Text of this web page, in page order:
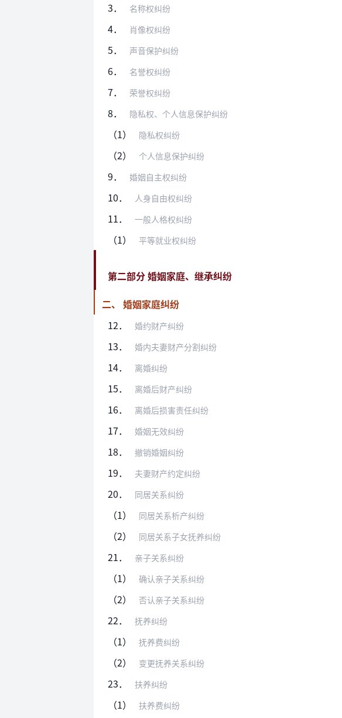
3． 名称权纠纷
4． 肖像权纠纷
5． 声音保护纠纷
6． 名誉权纠纷
7． 荣誉权纠纷
8． 隐私权、个人信息保护纠纷
（1） 隐私权纠纷
（2） 个人信息保护纠纷
9． 婚姻自主权纠纷
10． 人身自由权纠纷
11． 一般人格权纠纷
（1） 平等就业权纠纷
第二部分 婚姻家庭、继承纠纷
二、 婚姻家庭纠纷
12．
婚约财产纠纷
13． 婚内夫妻财产分割纠纷
14． 离婚纠纷
15． 离婚后财产纠纷
16． 离婚后损害责任纠纷
17． 婚姻无效纠纷
18． 撤销婚姻纠纷
19． 夫妻财产约定纠纷
20． 同居关系纠纷
（1） 同居关系析产纠纷
（2） 同居关系子女抚养纠纷
21． 亲子关系纠纷
（1） 确认亲子关系纠纷
（2） 否认亲子关系纠纷
22． 抚养纠纷
（1） 抚养费纠纷
（2） 变更抚养关系纠纷
23． 扶养纠纷
（1） 扶养费纠纷